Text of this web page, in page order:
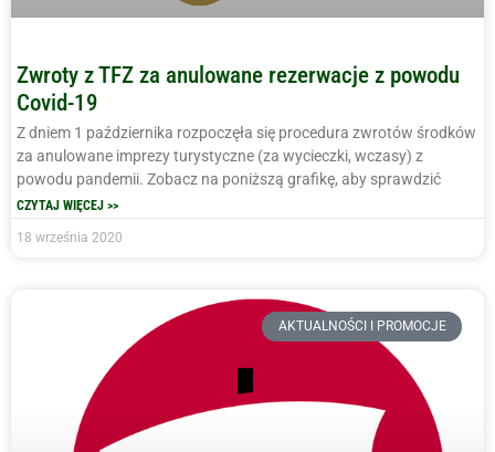
Zwroty z TFZ za anulowane rezerwacje z powodu
Covid-19
Z dniem 1 października rozpoczęła się procedura zwrotów środków
za anulowane imprezy turystyczne (za wycieczki, wczasy) z
powodu pandemii. Zobacz na poniższą grafikę, aby sprawdzić
CZYTAJ WIĘCEJ >>
18 września 2020
AKTUALNOŚCI I PROMOCJE